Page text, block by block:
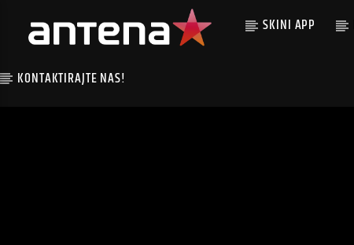
SKINI APP
KONTAKTIRAJTE NAS!